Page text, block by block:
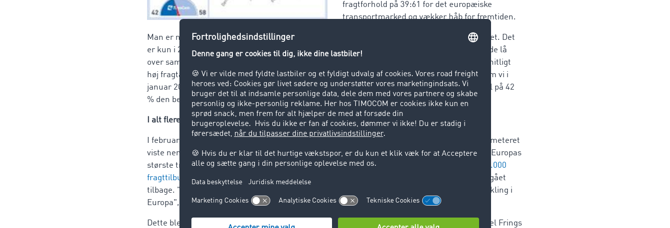
fragtforhold på 39:61 for det europæiske
transportmarked og vækker håb for fremtiden.
Man er nødt til at gå nogle år tilbage for at finde en nogenlunde ligeså fragtstærk start på året. Det
er kun i 2011, at januar måned både i forhold til fragt/kapacitet og den absolutte fragtmængde lå
over sammenligningsmåneden i 2015. "Dengang gik vi ind i det nye år med en overgennemsnitligt
høj fragtandel på 53,8 %", siger Marcel Frings, Chief Representative hos TimoCom. "Og selvom vi i
januar 2015 stadig lå langt fra denne værdi, udviser transportbarometeret med en fragtandel på 42
% den bedste start i fire år."
I alt flere fragter
I februar faldt fragtandelen som forventet – dog kun ved første blik. TimoCom transportbarometeret
viste nemlig et fragt-/lastrumsforhold på 33:67, men de absolutte tal fra TC Truck&Cargo®, Europas
største transportplatform, viser, at der i kvartalets første to måneder blev indtastet over
700.000
fragttilbud
mere end i sidste års sammenligningsperiode. I samme tid er køretøjstilbuddene gået
tilbage. "Vi går ud fra en god udnyttelse på grund af den samlet set positive økonomiske udvikling i
Europa", bekræfter Frings.
Dette blev også underbygget af kapacitets-/fragtforholdet på 42:58 i marts måned – og Marcel Frings